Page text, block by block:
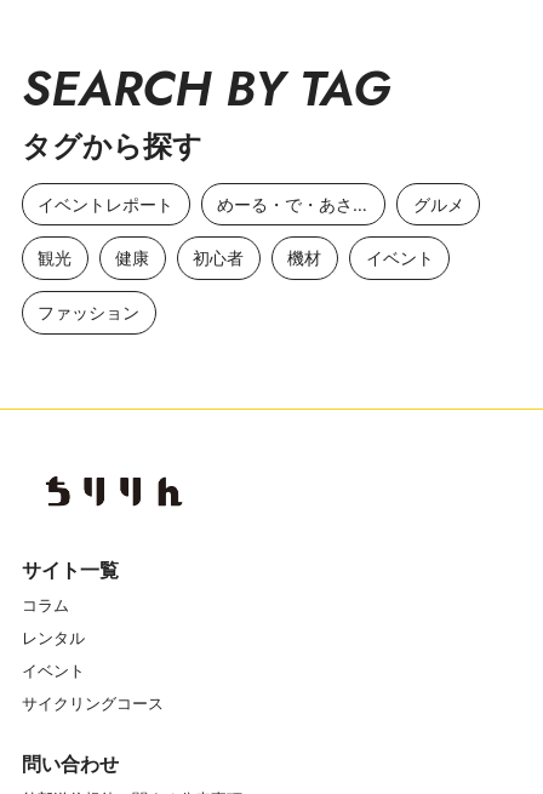
SEARCH BY TAG
タグから探す
イベントレポート めーる・で・あさひ グルメ
観光 健康 初心者 機材 イベント
ファッション
サイト一覧
コラム
レンタル
イベント
サイクリングコース
問い合わせ